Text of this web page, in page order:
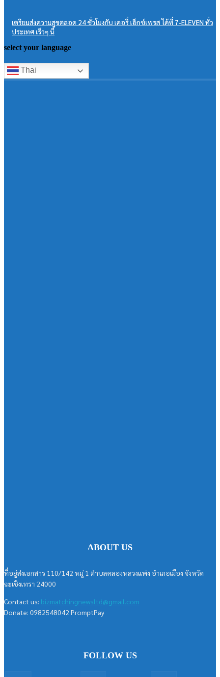
เตรียมส่งความสุขตลอด 24 ชั่วโมงกับ เคอรี่ เอ็กซ์เพรส ได้ที่ 7-ELEVEN ทั่ว
ประเทศ เร็วๆ นี้
select your language
Thai
ABOUT US
ที่อยู่ส่งเอกสาร 110/142 หมู่ 1 ตำบลคลองหลวงแพ่ง อำเภอเมือง จังหวัด
ฉะเชิงเทรา 24000
Contact us: bizmatchingnewsltd@gmail.com
Donate: 0982548042 PromptPay
FOLLOW US